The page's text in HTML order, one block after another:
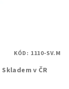
Skladem v ČR
KÓD: 1110-SV.M